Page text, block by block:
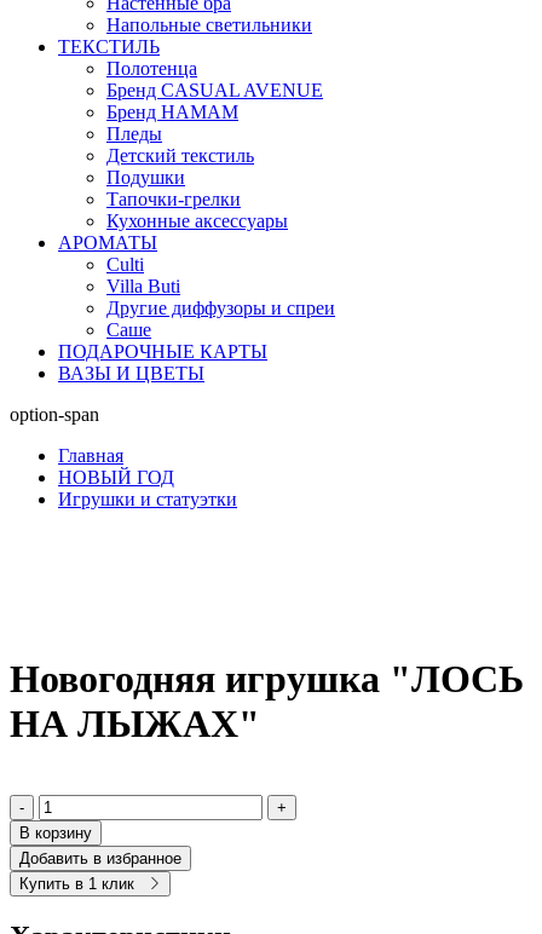
Напольные светильники
ТЕКСТИЛЬ
Полотенца
Бренд CASUAL AVENUE
Бренд HAMAM
Пледы
Детский текстиль
Подушки
Тапочки-грелки
Кухонные аксессуары
АРОМАТЫ
Culti
Villa Buti
Другие диффузоры и спреи
Саше
ПОДАРОЧНЫЕ КАРТЫ
ВАЗЫ И ЦВЕТЫ
option-span
Главная
НОВЫЙ ГОД
Игрушки и статуэтки
Новогодняя игрушка "ЛОСЬ
НА ЛЫЖАХ"
-
+
В корзину
Добавить в избранное
Купить в 1 клик